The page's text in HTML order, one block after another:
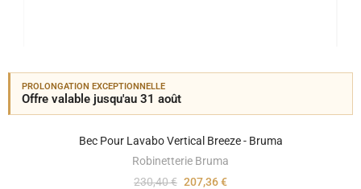
PROLONGATION EXCEPTIONNELLE
Offre valable jusqu'au 31 août
Bec Pour Lavabo Vertical Breeze - Bruma
Robinetterie Bruma
230,40 € 207,36 €